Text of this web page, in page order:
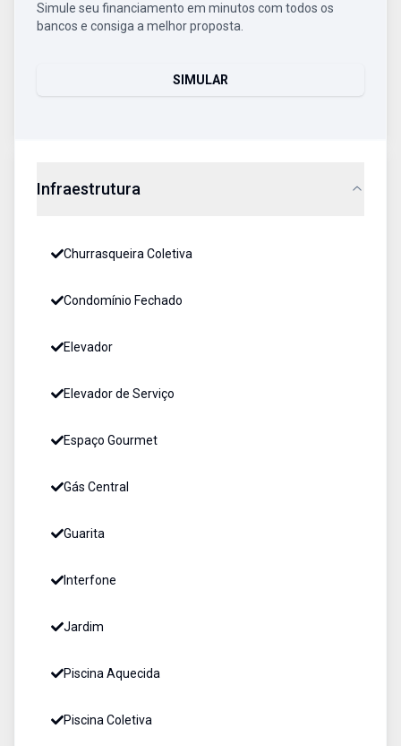
Simule seu financiamento em minutos com todos os
bancos e consiga a melhor proposta.
SIMULAR
Infraestrutura
Churrasqueira Coletiva
Condomínio Fechado
Elevador
Elevador de Serviço
Espaço Gourmet
Gás Central
Guarita
Interfone
Jardim
Piscina Aquecida
Piscina Coletiva